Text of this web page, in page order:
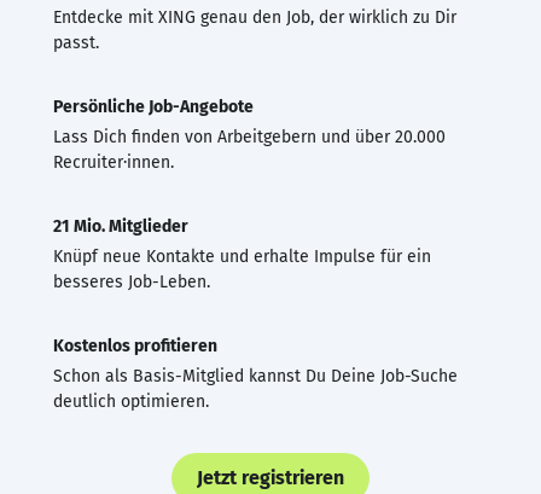
Entdecke mit XING genau den Job, der wirklich zu Dir
passt.
Persönliche Job-Angebote
Lass Dich finden von Arbeitgebern und über 20.000
Recruiter·innen.
21 Mio. Mitglieder
Knüpf neue Kontakte und erhalte Impulse für ein
besseres Job-Leben.
Kostenlos profitieren
Schon als Basis-Mitglied kannst Du Deine Job-Suche
deutlich optimieren.
Jetzt registrieren